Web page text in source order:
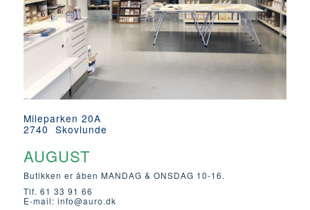
Mileparken 20A
2740 Skovlunde
AUGUST
Butikken er åben MANDAG & ONSDAG 10-16.
Tlf. 61 33 91 66
E-mail: info@auro.dk